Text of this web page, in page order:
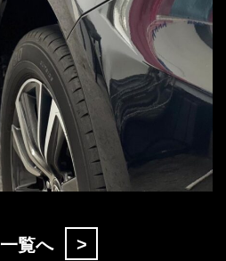
一覧へ >